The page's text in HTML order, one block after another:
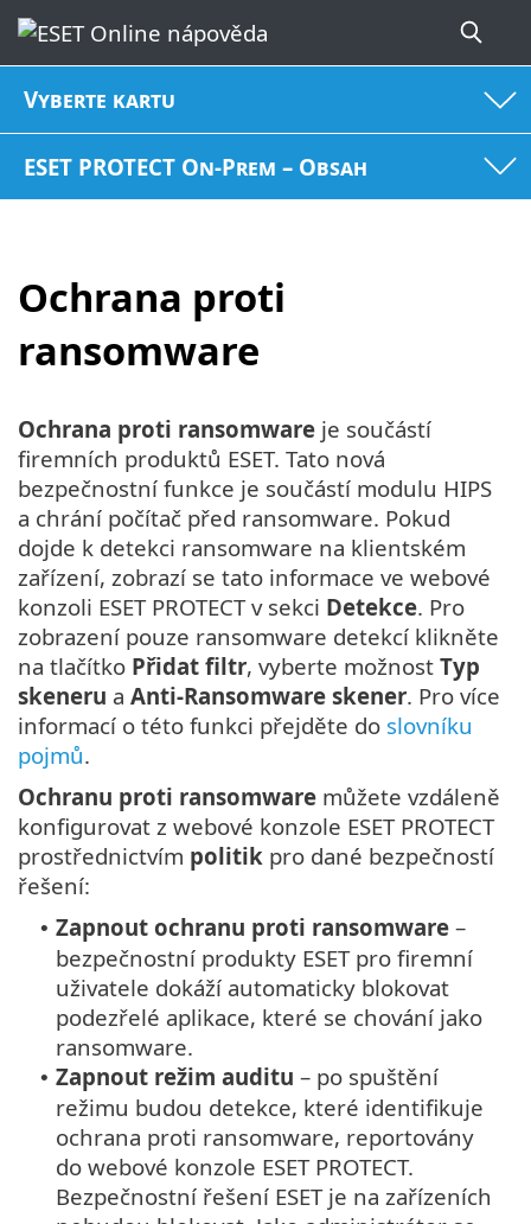
Vyberte kartu
ESET PROTECT On-Prem – Obsah
Ochrana proti
ransomware
Ochrana proti ransomware je součástí
firemních produktů ESET. Tato nová
bezpečnostní funkce je součástí modulu HIPS
a chrání počítač před ransomware. Pokud
dojde k detekci ransomware na klientském
zařízení, zobrazí se tato informace ve webové
konzoli ESET PROTECT v sekci Detekce. Pro
zobrazení pouze ransomware detekcí klikněte
na tlačítko Přidat filtr, vyberte možnost Typ
skeneru a Anti-Ransomware skener. Pro více
informací o této funkci přejděte do slovníku
pojmů.
Ochranu proti ransomware můžete vzdáleně
konfigurovat z webové konzole ESET PROTECT
prostřednictvím politik pro dané bezpečností
řešení:
• Zapnout ochranu proti ransomware –
bezpečnostní produkty ESET pro firemní
uživatele dokáží automaticky blokovat
podezřelé aplikace, které se chování jako
ransomware.
• Zapnout režim auditu – po spuštění
režimu budou detekce, které identifikuje
ochrana proti ransomware, reportovány
do webové konzole ESET PROTECT.
Bezpečnostní řešení ESET je na zařízeních